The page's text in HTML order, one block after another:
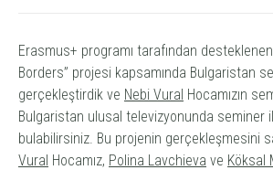
Erasmus+ programı tarafından
Borders” projesi kapsamında Bulgaristan
gerçekleştirdik ve Nebi Vural Hocamızın
Bulgaristan ulusal televizyonunda seminer
bulabilirsiniz. Bu projenin gerçekleşmesini
Vural Hocamız, Polina Lavchieva ve Köksal